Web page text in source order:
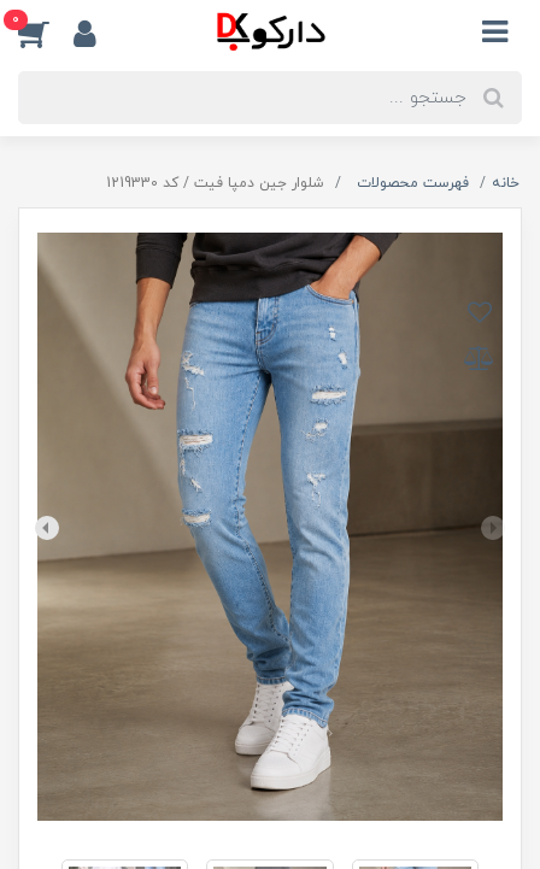
0
خانه فهرست محصولات شلوار جین دمپا فیت / کد 1219330